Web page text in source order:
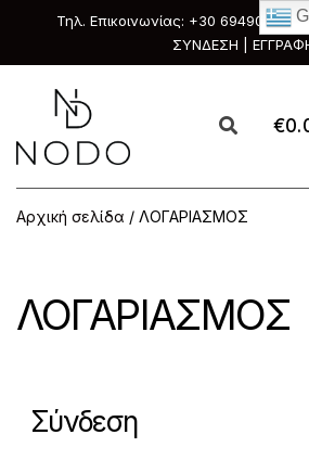
Τηλ. Επικοινωνίας: +30 6949088111
ΣΥΝΔΕΣΗ |
€
Αρχική σελίδα / ΛΟΓΑΡΙΑΣΜΟΣ
ΛΟΓΑΡΙΑΣΜΟΣ
Σύνδεση